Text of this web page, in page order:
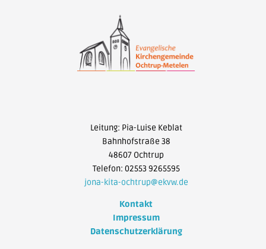
Leitung: Pia-Luise Keblat
Bahnhofstraße 38
48607 Ochtrup
Telefon: 02553 9265595
jona-kita-ochtrup@ekvw.de
Kontakt
Impressum
Datenschutzerklärung